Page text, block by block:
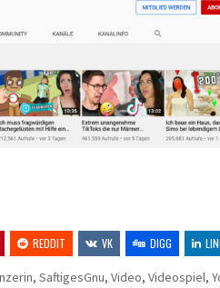
REDDIT VK DIGG
, SaftigesGnu, Video, Videospiel,